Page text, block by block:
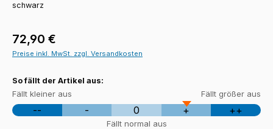
schwarz
Regulärer Preis:
72,90 €
Preise inkl. MwSt. zzgl. Versandkosten
So fällt der Artikel aus:
Fällt kleiner aus Fällt größer aus
-- - 0 + ++
Fällt normal aus